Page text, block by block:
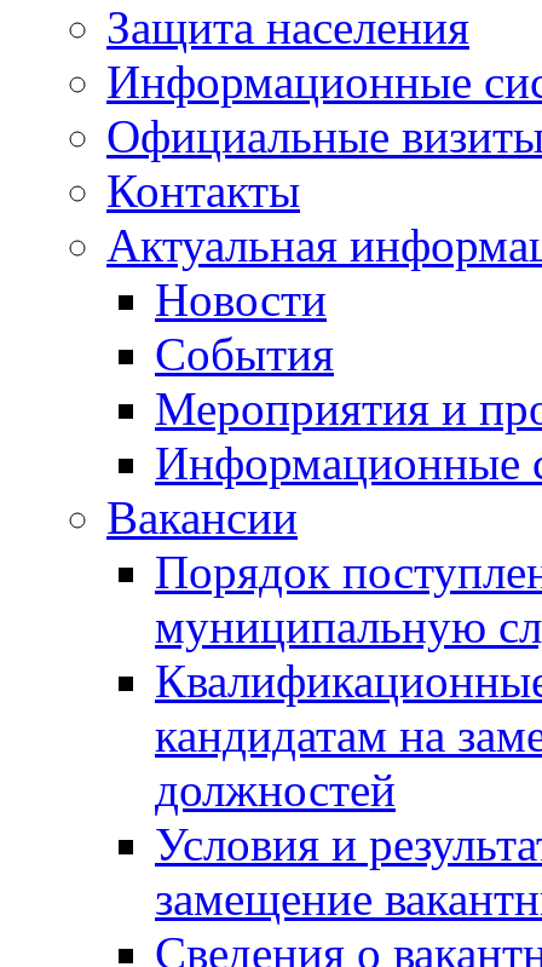
Защита населения
Информационные
Официальные
Контакты
Актуальная
Новости
События
Мероприятия и
Информационные
Вакансии
Порядок
муниципальную
кандидатам на
должностей
Условия и
замещение
Сведения о